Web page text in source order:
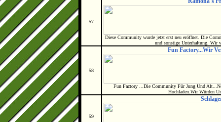
57
Diese Community wurde jetzt erst neu eröffnet. Die
und sonstige Unterhaltung. Wir
58
Fun Factory...Wir
Fun Factory ...Die Community Für Jung Und
Hochladen.Wir Würden
59